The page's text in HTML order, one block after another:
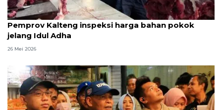
Pemprov Kalteng inspeksi harga bahan pokok
jelang Idul Adha
26 Mei 2026